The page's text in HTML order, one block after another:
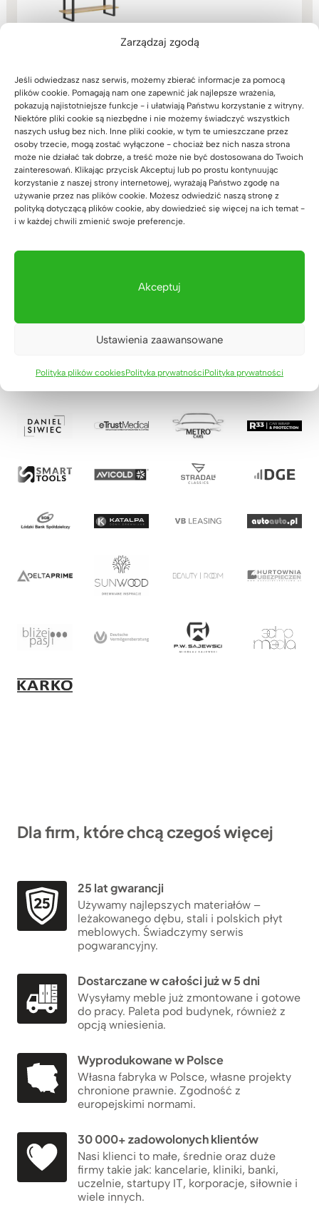
Zarządzaj zgodą
Jeśli odwiedzasz nasz serwis, możemy zbierać informacje za pomocą
plików cookie. Pomagają nam one zapewnić jak najlepsze wrażenia,
pokazują najistotniejsze funkcje - i ułatwiają Państwu korzystanie z witryny.
Niektóre pliki cookie są niezbędne i nie możemy świadczyć wszystkich
naszych usług bez nich. Inne pliki cookie, w tym te umieszczane przez
osoby trzecie, mogą zostać wyłączone - chociaż bez nich nasza strona
może nie działać tak dobrze, a treść może nie być dostosowana do Twoich
zainteresowań. Klikając przycisk Akceptuj lub po prostu kontynuując
korzystanie z naszej strony internetowej, wyrażają Państwo zgodę na
używanie przez nas plików cookie. Możesz odwiedzić naszą stronę z
polityką dotyczącą plików cookie, aby dowiedzieć się więcej na ich temat -
i w każdej chwili zmienić swoje preferencje.
Akceptuj
Ustawienia zaawansowane
Polityka plików cookiesPolityka prywatnościPolityka prywatności
Zaufali nam
Dla firm, które chcą czegoś więcej
25 lat gwarancji
Używamy najlepszych materiałów –
leżakowanego dębu, stali i polskich płyt
meblowych. Świadczymy serwis
pogwarancyjny.
Dostarczane w całości już w 5 dni
Wysyłamy meble już zmontowane i gotowe
do pracy. Paleta pod budynek, również z
opcją wniesienia.
Wyprodukowane w Polsce
Własna fabryka w Polsce, własne projekty
chronione prawnie. Zgodność z
europejskimi normami.
30 000+ zadowolonych klientów
Nasi klienci to małe, średnie oraz duże
firmy takie jak: kancelarie, kliniki, banki,
uczelnie, startupy IT, korporacje, siłownie i
wiele innych.